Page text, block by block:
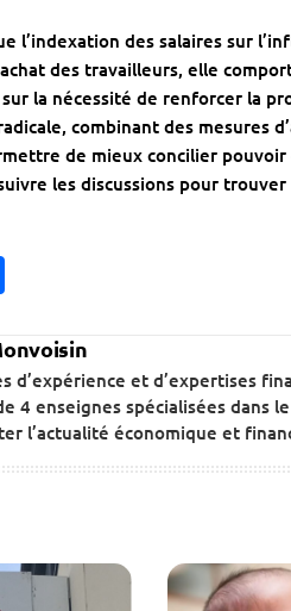
l’indexation des salaires sur
des travailleurs, elle
la nécessité de renforcer la
combinant des mesures
de mieux concilier
les discussions pour
d’expérience et d’expertises
4 enseignes spécialisées dans
l’actualité économique et